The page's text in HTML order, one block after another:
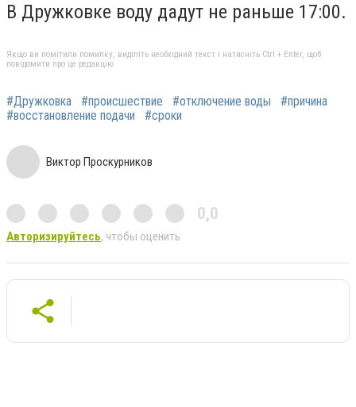
В Дружковке воду дадут не раньше 17:00.
Якщо ви помітили помилку, виділіть необхідний текст і натисніть Ctrl + Enter, щоб
повідомити про це редакцію
#Дружковка #происшествие #отключение воды
#причина
#восстановление подачи
#сроки
Виктор Проскурников
0,0
Авторизируйтесь, чтобы оценить